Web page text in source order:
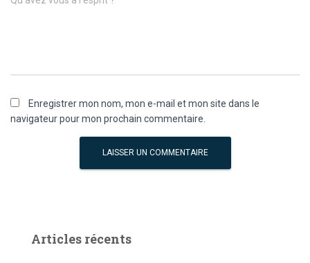
Enregistrer mon nom, mon e-mail et mon site dans le
navigateur pour mon prochain commentaire.
Articles récents